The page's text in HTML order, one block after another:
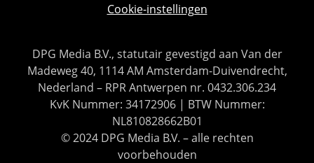
Cookie-instellingen
DPG Media B.V., statutair gevestigd aan Van der
Madeweg 40, 1114 AM Amsterdam-Duivendrecht,
Nederland – RPR Antwerpen nr. 0432.306.234
KvK Nummer: 34172906 | BTW Nummer:
NL810828662B01
© 2024 DPG Media B.V. – alle rechten
voorbehouden